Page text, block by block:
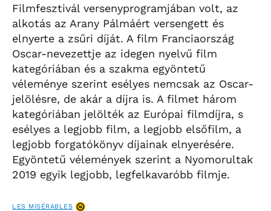
Filmfesztivál versenyprogramjában volt, az
alkotás az Arany Pálmáért versengett és
elnyerte a zsűri díját. A film Franciaország
Oscar-nevezettje az idegen nyelvű film
kategóriában és a szakma egyöntetű
véleménye szerint esélyes nemcsak az Oscar-
jelölésre, de akár a díjra is. A filmet három
kategóriában jelölték az Európai filmdíjra, s
esélyes a legjobb film, a legjobb elsőfilm, a
legjobb forgatókönyv díjainak elnyerésére.
Egyöntetű vélemények szerint a Nyomorultak
2019 egyik legjobb, legfelkavaróbb filmje.
LES MISÉRABLES